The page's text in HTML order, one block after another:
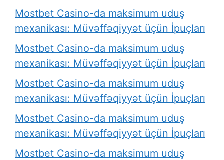
Mostbet Casino-da maksimum uduş
mexanikası: Müvəffəqiyyət üçün İpuçları
Mostbet Casino-da maksimum uduş
mexanikası: Müvəffəqiyyət üçün İpuçları
Mostbet Casino-da maksimum uduş
mexanikası: Müvəffəqiyyət üçün İpuçları
Mostbet Casino-da maksimum uduş
mexanikası: Müvəffəqiyyət üçün İpuçları
Mostbet Casino-da maksimum uduş